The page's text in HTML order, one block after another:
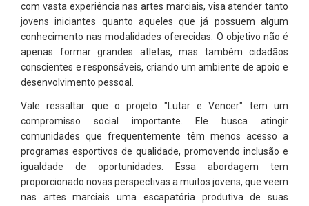
com vasta experiência nas artes marciais, visa atender tanto
jovens iniciantes quanto aqueles que já possuem algum
conhecimento nas modalidades oferecidas. O objetivo não é
apenas formar grandes atletas, mas também cidadãos
conscientes e responsáveis, criando um ambiente de apoio e
desenvolvimento pessoal.
Vale ressaltar que o projeto "Lutar e Vencer" tem um
compromisso social importante. Ele busca atingir
comunidades que frequentemente têm menos acesso a
programas esportivos de qualidade, promovendo inclusão e
igualdade de oportunidades. Essa abordagem tem
proporcionado novas perspectivas a muitos jovens, que veem
nas artes marciais uma escapatória produtiva de suas